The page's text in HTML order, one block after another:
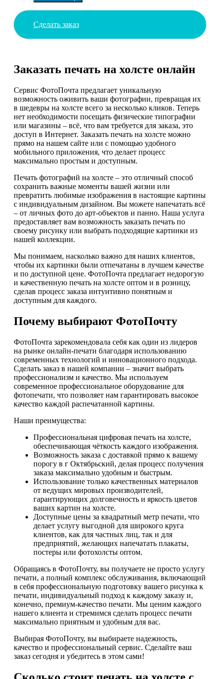
Сделать заказ
Заказать печать на холсте онлайн
Сервис ФотоПочта предлагает уникальную
возможность оживить ваши фотографии, превращая их
в шедевры на холсте всего за несколько кликов. Теперь
нет необходимости посещать физические типографии
или магазины – всё, что вам требуется для заказа, это
доступ в Интернет. Заказать печать на холсте можно
прямо на нашем сайте или с помощью удобного
мобильного приложения, что делает процесс
максимально простым и доступным.
Печать фотографий на холсте – это отличный способ
сохранить важные моменты вашей жизни или
превратить любимые изображения в настоящие картины
с индивидуальным дизайном. Вы можете напечатать всё
– от личных фото до арт-объектов и панно. Наша услуга
предоставляет вам возможность заказать печать по
своему рисунку или выбрать подходящие картинки из
нашей коллекции.
Мы понимаем, насколько важно для наших клиентов,
чтобы их картинки были отпечатаны в лучшем качестве
и по доступной цене. ФотоПочта предлагает недорогую
и качественную печать на холсте оптом и в розницу,
сделав процесс заказа интуитивно понятным и
доступным для каждого.
Почему выбирают ФотоПочту
ФотоПочта зарекомендовала себя как один из лидеров
на рынке онлайн-печати благодаря использованию
современных технологий и инновационного подхода.
Сделать заказ в нашей компании – значит выбрать
профессионализм и качество. Мы используем
современное профессиональное оборудование для
фотопечати, что позволяет нам гарантировать высокое
качество каждой распечатанной картины.
Наши преимущества:
Профессиональная цифровая печать на холсте,
обеспечивающая чёткость каждого изображения.
Возможность заказа с доставкой прямо к вашему
порогу в г Октябрьский, делая процесс получения
заказа максимально удобным и быстрым.
Использование только качественных материалов
от ведущих мировых производителей,
гарантирующих долговечность и яркость цветов
ваших картин на холсте.
Доступные цены за квадратный метр печати, что
делает услугу выгодной для широкого круга
клиентов, как для частных лиц, так и для
предприятий, желающих напечатать плакаты,
постеры или фотохолсты оптом.
Обращаясь в ФотоПочту, вы получаете не просто услугу
печати, а полный комплекс обслуживания, включающий
в себя профессиональную подготовку вашего рисунка к
печати, индивидуальный подход к каждому заказу и,
конечно, премиум-качество печати. Мы ценим каждого
нашего клиента и стремимся сделать процесс печати
максимально приятным и удобным для вас.
Выбирая ФотоПочту, вы выбираете надежность,
качество и профессиональный сервис. Сделайте ваш
заказ сегодня и убедитесь в этом сами!